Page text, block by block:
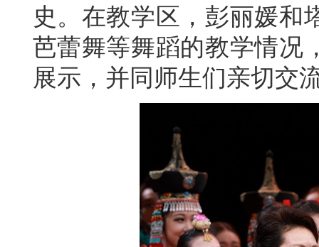
史。在教学区，彭丽媛和
芭蕾舞等舞蹈的教学情况
展示，并同师生们亲切交